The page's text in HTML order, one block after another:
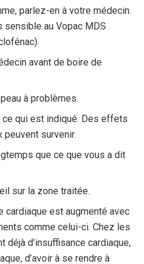
parlez-en à votre médecin.
au Vopac MDS
avant de boire de
à problèmes.
ce qui est indiqué. Des effets
peuvent survenir.
que ce que vous a dit
sur la zone traitée.
cardiaque est augmenté avec
comme celui-ci. Chez les
déjà d’insuffisance cardiaque,
d’avoir à se rendre à